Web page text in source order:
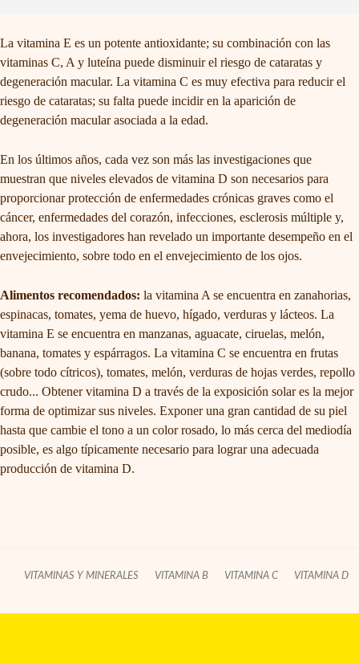
La vitamina E es un potente antioxidante; su combinación con las
vitaminas C, A y luteína puede disminuir el riesgo de cataratas y
degeneración macular. La vitamina C es muy efectiva para reducir el
riesgo de cataratas; su falta puede incidir en la aparición de
degeneración macular asociada a la edad.
En los últimos años, cada vez son más las investigaciones que
muestran que niveles elevados de vitamina D son necesarios para
proporcionar protección de enfermedades crónicas graves como el
cáncer, enfermedades del corazón, infecciones, esclerosis múltiple y,
ahora, los investigadores han revelado un importante desempeño en el
envejecimiento, sobre todo en el envejecimiento de los ojos.
Alimentos recomendados: la vitamina A se encuentra en zanahorias,
espinacas, tomates, yema de huevo, hígado, verduras y lácteos. La
vitamina E se encuentra en manzanas, aguacate, ciruelas, melón,
banana, tomates y espárragos. La vitamina C se encuentra en frutas
(sobre todo cítricos), tomates, melón, verduras de hojas verdes, repollo
crudo... Obtener vitamina D a través de la exposición solar es la mejor
forma de optimizar sus niveles. Exponer una gran cantidad de su piel
hasta que cambie el tono a un color rosado, lo más cerca del mediodía
posible, es algo típicamente necesario para lograr una adecuada
producción de vitamina D.
VITAMINAS Y MINERALES VITAMINA B VITAMINA C VITAMINA D